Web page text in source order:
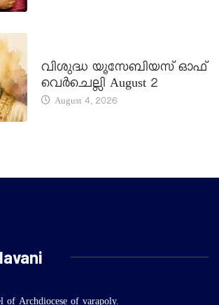
വിശുദ്ധ യൂസേബിയസ് ഓഫ്
വെർചെല്ലി August 2
August 4, 2026